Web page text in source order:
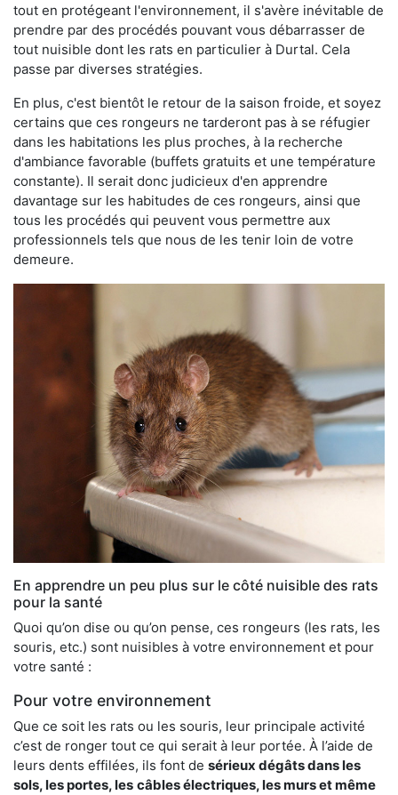
tout en protégeant l'environnement, il s'avère inévitable de
prendre par des procédés pouvant vous débarrasser de
tout nuisible dont les rats en particulier à Durtal. Cela
passe par diverses stratégies.
En plus, c'est bientôt le retour de la saison froide, et soyez
certains que ces rongeurs ne tarderont pas à se réfugier
dans les habitations les plus proches, à la recherche
d'ambiance favorable (buffets gratuits et une température
constante). Il serait donc judicieux d'en apprendre
davantage sur les habitudes de ces rongeurs, ainsi que
tous les procédés qui peuvent vous permettre aux
professionnels tels que nous de les tenir loin de votre
demeure.
En apprendre un peu plus sur le côté nuisible des rats
pour la santé
Quoi qu’on dise ou qu’on pense, ces rongeurs (les rats, les
souris, etc.) sont nuisibles à votre environnement et pour
votre santé :
Pour votre environnement
Que ce soit les rats ou les souris, leur principale activité
c’est de ronger tout ce qui serait à leur portée. À l’aide de
leurs dents effilées, ils font de sérieux dégâts dans les
sols, les portes, les câbles électriques, les murs et même